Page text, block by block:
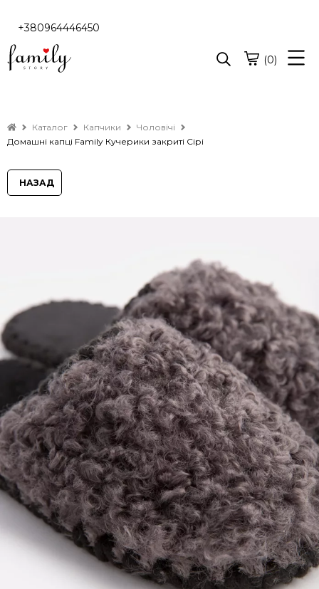
+380964446450
(0)
Каталог Капчики
Чоловічі
Домашні капці Family Кучерики закриті Сірі
НАЗАД